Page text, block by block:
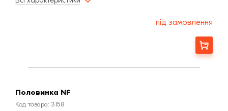
під замовлення
Замовити
Половинка NF
Код товара: 3158